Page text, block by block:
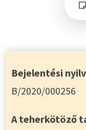
Bejelentési
B/2020/000256
A teherkötöző